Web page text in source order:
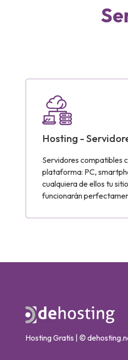
Hosting -
Servidores compatibles
plataforma: PC,
cualquiera de ellos tu
funcionarán
Hosting Gratis | ©